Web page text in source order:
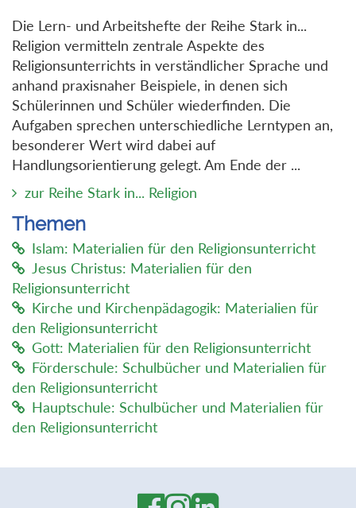
Die Lern- und Arbeitshefte der Reihe Stark in...
Religion vermitteln zentrale Aspekte des
Religionsunterrichts in verständlicher Sprache und
anhand praxisnaher Beispiele, in denen sich
Schülerinnen und Schüler wiederfinden. Die
Aufgaben sprechen unterschiedliche Lerntypen an,
besonderer Wert wird dabei auf
Handlungsorientierung gelegt. Am Ende der ...
zur Reihe Stark in... Religion
Themen
Islam: Materialien für den Religionsunterricht
Jesus Christus: Materialien für den
Religionsunterricht
Kirche und Kirchenpädagogik: Materialien für
den Religionsunterricht
Gott: Materialien für den Religionsunterricht
Förderschule: Schulbücher und Materialien für
den Religionsunterricht
Hauptschule: Schulbücher und Materialien für
den Religionsunterricht